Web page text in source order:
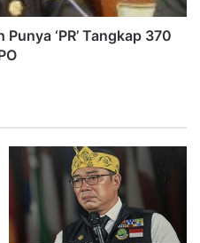
‘PR’ Tangkap 370